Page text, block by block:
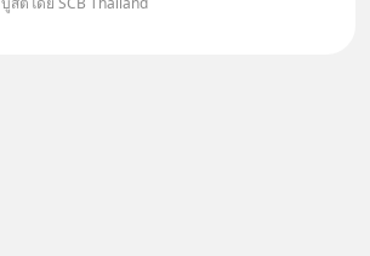
อ้างว่าโทรจากธนาคาร บอกว่า